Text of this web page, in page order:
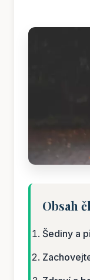
Obsah
Šediny a